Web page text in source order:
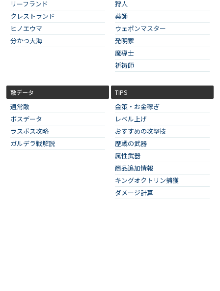
リーフランド
クレストランド
ヒノエウマ
分かつ大海
狩人
薬師
ウェポンマスター
発明家
魔導士
祈祷師
敵データ
通常敵
ボスデータ
ラスボス攻略
ガルデラ戦解説
TIPS
金策・お金稼ぎ
レベル上げ
おすすめの攻撃技
歴戦の武器
属性武器
商品追加情報
キングオクトリン捕獲
ダメージ計算